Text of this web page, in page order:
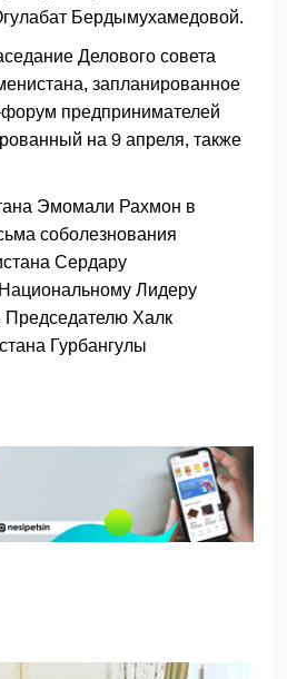
Бердымухамедовой.
Делового совета
запланированное
предпринимателей
на 9 апреля, также
Эмомали Рахмон в
соболезнования
Сердару
Лидеру
Председателю Халк
Гурбангулы